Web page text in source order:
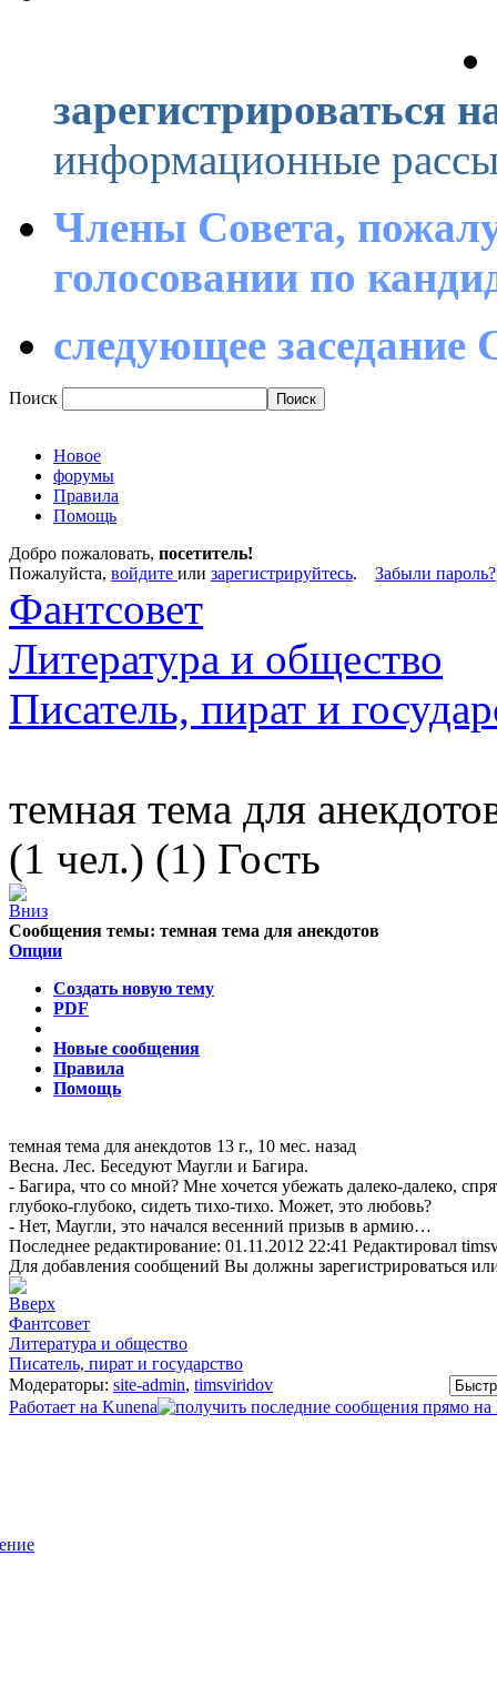
зарегистрироваться
информационные
Члены Совета,
голосовании по
следующее заседание
Поиск
Новое
форумы
Правила
Помощь
Добро пожаловать, посетитель!
Пожалуйста, войдите или зарегистрируйтесь. Забыли пароль?
Фантсовет
Литература и общество
Писатель, пират и
темная тема для
(1 чел.) (1) Гость
Сообщения темы: темная тема для анекдотов
Опции
Создать новую тему
PDF
Новые сообщения
Правила
Помощь
темная тема для анекдотов 13 г., 10 мес. назад
Весна. Лес. Беседуют Маугли и Багира.
- Багира, что со мной? Мне хочется убежать далеко-далеко,
глубоко-глубоко, сидеть тихо-тихо. Может, это любовь?
- Нет, Маугли, это начался весенний призыв в армию…
Последнее редактирование: 01.11.2012 22:41 Редактировал
Для добавления сообщений Вы должны зарегистрироваться или
Фантсовет
Литература и общество
Писатель, пират и государство
Модераторы: site-admin, timsviridov
Работает на Kunena